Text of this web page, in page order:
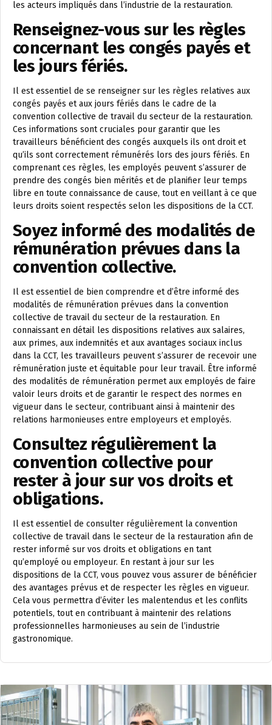
les acteurs impliqués dans l’industrie de la restauration.
Renseignez-vous sur les règles
concernant les congés payés et
les jours fériés.
Il est essentiel de se renseigner sur les règles relatives aux
congés payés et aux jours fériés dans le cadre de la
convention collective de travail du secteur de la restauration.
Ces informations sont cruciales pour garantir que les
travailleurs bénéficient des congés auxquels ils ont droit et
qu’ils sont correctement rémunérés lors des jours fériés. En
comprenant ces règles, les employés peuvent s’assurer de
prendre des congés bien mérités et de planifier leur temps
libre en toute connaissance de cause, tout en veillant à ce que
leurs droits soient respectés selon les dispositions de la CCT.
Soyez informé des modalités de
rémunération prévues dans la
convention collective.
Il est essentiel de bien comprendre et d’être informé des
modalités de rémunération prévues dans la convention
collective de travail du secteur de la restauration. En
connaissant en détail les dispositions relatives aux salaires,
aux primes, aux indemnités et aux avantages sociaux inclus
dans la CCT, les travailleurs peuvent s’assurer de recevoir une
rémunération juste et équitable pour leur travail. Être informé
des modalités de rémunération permet aux employés de faire
valoir leurs droits et de garantir le respect des normes en
vigueur dans le secteur, contribuant ainsi à maintenir des
relations harmonieuses entre employeurs et employés.
Consultez régulièrement la
convention collective pour
rester à jour sur vos droits et
obligations.
Il est essentiel de consulter régulièrement la convention
collective de travail dans le secteur de la restauration afin de
rester informé sur vos droits et obligations en tant
qu’employé ou employeur. En restant à jour sur les
dispositions de la CCT, vous pouvez vous assurer de bénéficier
des avantages prévus et de respecter les règles en vigueur.
Cela vous permettra d’éviter les malentendus et les conflits
potentiels, tout en contribuant à maintenir des relations
professionnelles harmonieuses au sein de l’industrie
gastronomique.